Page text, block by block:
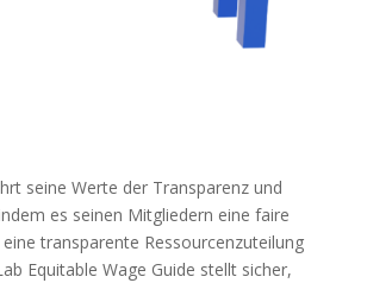
seine Werte der Transparenz und
es seinen Mitgliedern eine faire
transparente Ressourcenzuteilung
Equitable Wage Guide stellt sicher,